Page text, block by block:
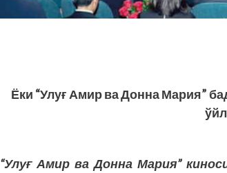
Ёки “Улуғ Амир ва Донна Мария”
“Улуғ Амир ва Донна Мария”